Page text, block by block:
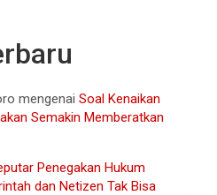
mengenaiSoal Kenaikan
Semakin Memberatkan
Penegakan Hukum
dan Netizen Tak Bisa